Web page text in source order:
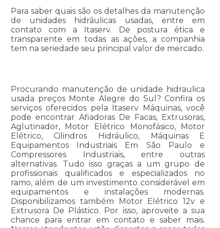
Para saber quais são os detalhes da manutenção
de unidades hidráulicas usadas, entre em
contato com a Itaserv. De postura ética e
transparente em todas as ações, a companhia
tem na seriedade seu principal valor de mercado.
Procurando manutenção de unidade hidraulica
usada preços Monte Alegre do Sul? Confira os
serviços oferecidos pela Itaserv Máquinas, você
pode encontrar Afiadoras De Facas, Extrusoras,
Aglutinador, Motor Elétrico Monofásico, Motor
Elétrico, Cilindros Hidráulico, Máquinas E
Equipamentos Industriais Em São Paulo e
Compressores Industriais, entre outras
alternativas. Tudo isso graças a um grupo de
profissionais qualificados e especializados no
ramo, além de um investimento considerável em
equipamentos e instalações modernas.
Disponibilizamos também Motor Elétrico 12v e
Extrusora De Plástico. Por isso, aproveite a sua
chance para entrar em contato e saber mais.